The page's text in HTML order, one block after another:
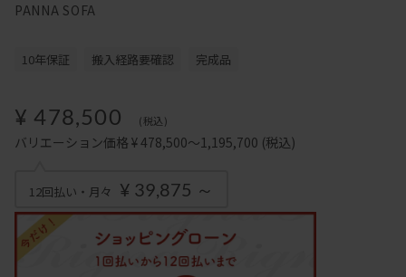
PANNA SOFA
10年保証 搬入経路要確認 完成品
¥ 478,500 (税込)
バリエーション価格 ¥ 478,500～1,195,700 (税込)
12回払い・月々 ¥ 39,875 ～